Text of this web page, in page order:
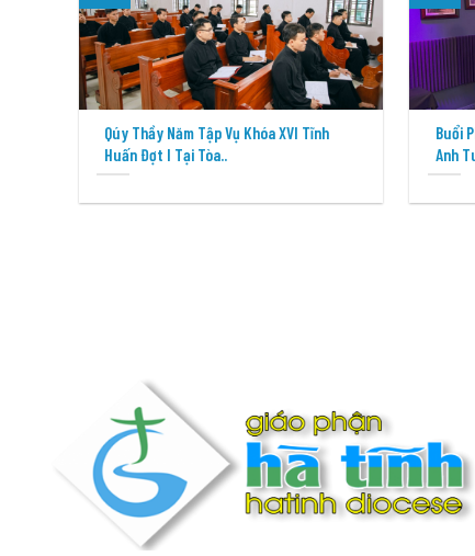
Qúy Thầy Năm Tập Vụ Khóa XVI Tĩnh
Huấn Đợt I Tại Tòa..
Buổi
Anh